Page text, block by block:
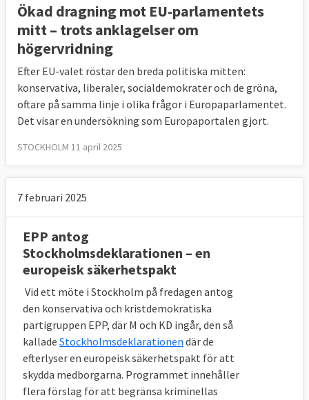
Ökad dragning mot EU-parlamentets
mitt – trots anklagelser om
högervridning
Efter EU-valet röstar den breda politiska mitten:
konservativa, liberaler, socialdemokrater och de gröna,
oftare på samma linje i olika frågor i Europaparlamentet.
Det visar en undersökning som Europaportalen gjort.
STOCKHOLM 11 april 2025
7 februari 2025
EPP antog
Stockholmsdeklarationen – en
europeisk säkerhetspakt
Vid ett möte i Stockholm på fredagen antog
den konservativa och kristdemokratiska
partigruppen EPP, där M och KD ingår, den så
kallade Stockholmsdeklarationen där de
efterlyser en europeisk säkerhetspakt för att
skydda medborgarna. Programmet innehåller
flera förslag för att begränsa kriminellas